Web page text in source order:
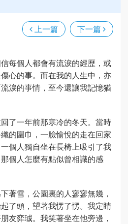
上一篇 下一篇
每個人都會有流淚的經歷，或
心的事。而在我的人生中，亦
淚的事情，至今還讓我記憶猶
了一年前那寒冷的冬天。當時
的圍巾，一臉愉悅的走在回家
個人獨自坐在長椅上吸引了我
個人怎麼有點似曾相識的感
著雪，公園裏的人寥寥無幾，
了頭，望著我愣了愣。我定睛
友弈珹。我笑著坐在他旁邊，